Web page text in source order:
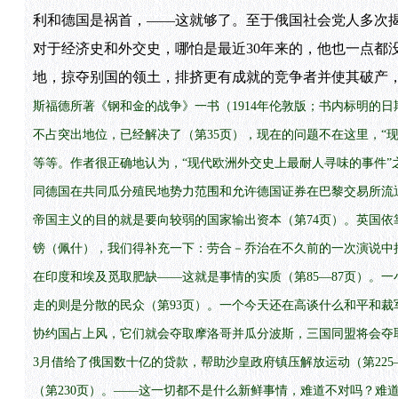
利和德国是祸首，——这就够了。至于俄国社会党人多次
对于经济史和外交史，哪怕是最近30年来的，他也一点
地，掠夺别国的领土，排挤更有成就的竞争者并使其破产
斯福德所著《钢和金的战争》一书（1914年伦敦版；书内标明的
不占突出地位，已经解决了（第35页），现在的问题不在这里，“
等等。作者很正确地认为，“现代欧洲外交史上最耐人寻味的事件
同德国在共同瓜分殖民地势力范围和允许德国证券在巴黎交易所
帝国主义的目的就是要向较弱的国家输出资本（第74页）。英国
镑（佩什），我们得补充一下：劳合－乔治在不久前的一次演说
在印度和埃及觅取肥缺——这就是事情的实质（第85—87页）。一
走的则是分散的民众（第93页）。一个今天还在高谈什么和平和
协约国占上风，它们就会夺取摩洛哥并瓜分波斯，三国同盟将会
3月借给了俄国数十亿的贷款，帮助沙皇政府镇压解放运动（第
（第230页）。——这一切都不是什么新鲜事情，难道不对吗？难